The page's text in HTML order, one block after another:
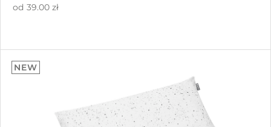
od 39.00 zł
NEW